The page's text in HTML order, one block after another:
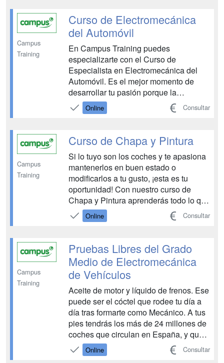
perspectiva global del sector
automotriz. Aprenderás sobre la
reparación,...
Campus
Training
Curso de Electromecánica
del Automóvil
En Campus Training puedes
especializarte con el Curso de
Especialista en Electromecánica del
Automóvil. Es el mejor momento de
desarrollar tu pasión porque la
demanda de especialistas de
Electromecánica de Vehículos
Campus queremos prepararte para
trabajar en un campo con un futuro
prometedor. Los cambios te...
Online Consultar
Campus
Training
Curso de Chapa y Pintura
Si lo tuyo son los coches y te apasiona
mantenerlos en buen estado o
modificarlos a tu gusto, ¡esta es tu
oportunidad! Con nuestro curso de
Chapa y Pintura aprenderás todo lo que
necesitas para trabajar en cualquier
taller de mecánica reparando y
todos los detalles de esta titulación.
¡Arrancamos motores!...
Online Consultar
Campus
Training
Pruebas Libres del Grado
Medio de Electromecánica
de Vehículos
Aceite de motor y líquido de frenos. Ese
puede ser el cóctel que rodee tu día a
día tras formarte como Mecánico. A tus
pies tendrás los más de 24 millones de
coches que circulan en España, y que
necesitarán tarde o temprano de una
mano experta como la tuya. Nuestra
Online Consultar